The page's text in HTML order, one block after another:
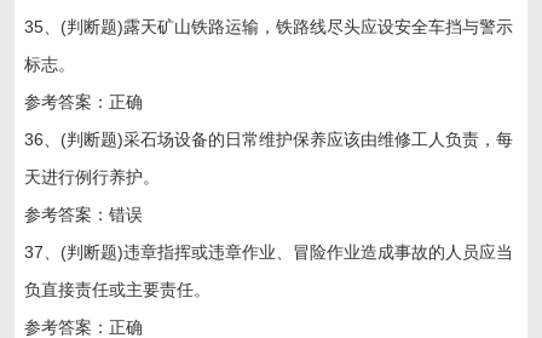
35、(判断题)露天矿山铁路运输，铁路线尽头应设安全车挡与警示
标志。
参考答案：正确
36、(判断题)采石场设备的日常维护保养应该由维修工人负责，每
天进行例行养护。
参考答案：错误
37、(判断题)违章指挥或违章作业、冒险作业造成事故的人员应当
负直接责任或主要责任。
参考答案：正确